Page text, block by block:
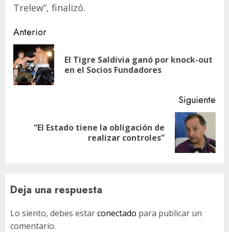
Trelew”, finalizó.
Navegación
de
entradas
Anterior
El Tigre Saldivia ganó por knock-out
en el Socios Fundadores
Siguiente
Siguiente
“El Estado tiene la obligación de
realizar controles”
Deja una respuesta
Lo siento, debes estarconectado para publicar un
comentario.